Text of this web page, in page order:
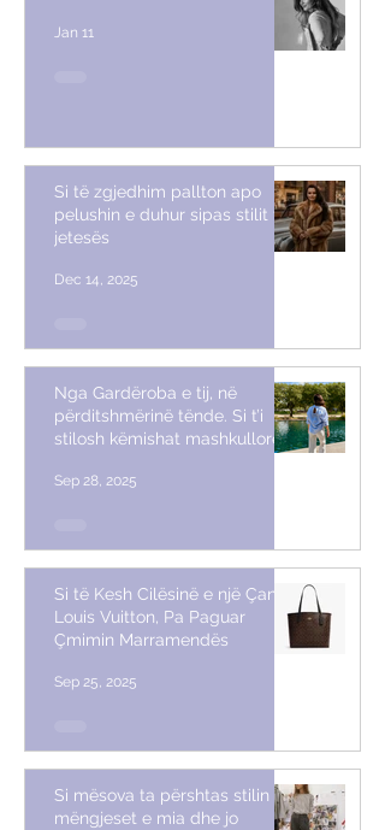
Jan 11
Si të zgjedhim pallton apo
pelushin e duhur sipas stilit të
jetesës
Dec 14, 2025
Nga Gardëroba e tij, në
përditshmërinë tënde. Si t’i
stilosh këmishat mashkullore
Sep 28, 2025
Si të Kesh Cilësinë e një Çante
Louis Vuitton, Pa Paguar
Çmimin Marramendës
Sep 25, 2025
Si mësova ta përshtas stilin me
mëngjeset e mia dhe jo